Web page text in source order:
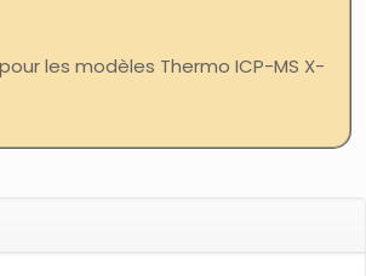
les modèles Thermo ICP-MS X-